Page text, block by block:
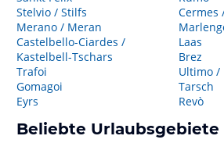
Stelvio / Stilfs
Merano / Meran
Castelbello-Ciardes /
Kastelbell-Tschars
Trafoi
Gomagoi
Eyrs
Cermes
Laas
Brez
Ultimo /
Tarsch
Revò
Beliebte Urlaubsgebiete